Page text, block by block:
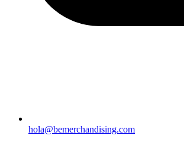
hola@bemerchandising.com